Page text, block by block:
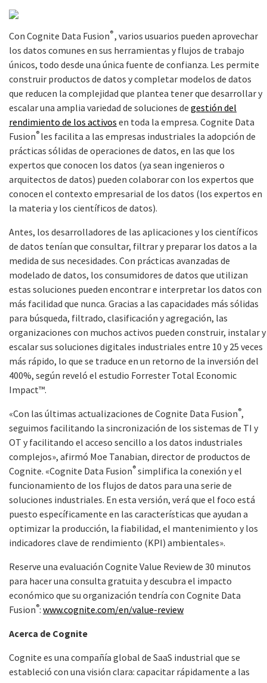
Con Cognite Data Fusion®, varios usuarios pueden aprovechar
los datos comunes en sus herramientas y flujos de trabajo
únicos, todo desde una única fuente de confianza. Les permite
construir productos de datos y completar modelos de datos
que reducen la complejidad que plantea tener que desarrollar y
escalar una amplia variedad de soluciones de gestión del
rendimiento de los activos en toda la empresa. Cognite Data
Fusion® les facilita a las empresas industriales la adopción de
prácticas sólidas de operaciones de datos, en las que los
expertos que conocen los datos (ya sean ingenieros o
arquitectos de datos) pueden colaborar con los expertos que
conocen el contexto empresarial de los datos (los expertos en
la materia y los científicos de datos).
Antes, los desarrolladores de las aplicaciones y los científicos
de datos tenían que consultar, filtrar y preparar los datos a la
medida de sus necesidades. Con prácticas avanzadas de
modelado de datos, los consumidores de datos que utilizan
estas soluciones pueden encontrar e interpretar los datos con
más facilidad que nunca. Gracias a las capacidades más sólidas
para búsqueda, filtrado, clasificación y agregación, las
organizaciones con muchos activos pueden construir, instalar y
escalar sus soluciones digitales industriales entre 10 y 25 veces
más rápido, lo que se traduce en un retorno de la inversión del
400%, según reveló el estudio Forrester Total Economic
Impact™.
«Con las últimas actualizaciones de Cognite Data Fusion®,
seguimos facilitando la sincronización de los sistemas de TI y
OT y facilitando el acceso sencillo a los datos industriales
complejos», afirmó Moe Tanabian, director de productos de
Cognite. «Cognite Data Fusion® simplifica la conexión y el
funcionamiento de los flujos de datos para una serie de
soluciones industriales. En esta versión, verá que el foco está
puesto específicamente en las características que ayudan a
optimizar la producción, la fiabilidad, el mantenimiento y los
indicadores clave de rendimiento (KPI) ambientales».
Reserve una evaluación Cognite Value Review de 30 minutos
para hacer una consulta gratuita y descubra el impacto
económico que su organización tendría con Cognite Data
Fusion®: www.cognite.com/en/value-review
Acerca de Cognite
Cognite es una compañía global de SaaS industrial que se
estableció con una visión clara: capacitar rápidamente a las